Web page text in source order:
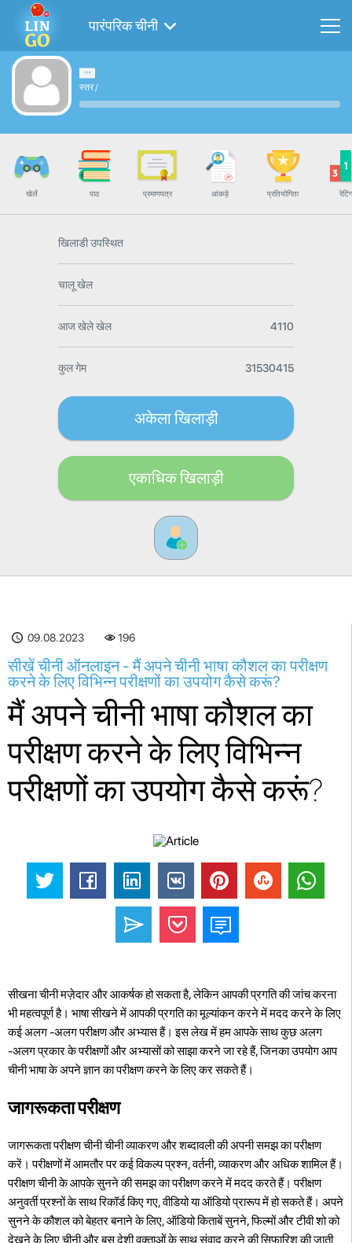
पारंपरिक चीनी
स्तर/
खेलें पाठ प्रमाणपत्र आंकड़े प्रतियोगिता रेटिंग
खिलाडी उपस्थित
चालू खेल
आज खेले खेल 4110
कुल गेम 31530415
अकेला खिलाड़ी
एकाधिक खिलाड़ी
09.08.2023 196
सीखें चीनी ऑनलाइन - मैं अपने चीनी भाषा कौशल का परीक्षण
करने के लिए विभिन्न परीक्षणों का उपयोग कैसे करूं?
मैं अपने चीनी भाषा कौशल का
परीक्षण करने के लिए विभिन्न
परीक्षणों का उपयोग कैसे करूं?
सीखना चीनी मज़ेदार और आकर्षक हो सकता है, लेकिन आपकी प्रगति की जांच करना
भी महत्वपूर्ण है। भाषा सीखने में आपकी प्रगति का मूल्यांकन करने में मदद करने के लिए
कई अलग -अलग परीक्षण और अभ्यास हैं। इस लेख में हम आपके साथ कुछ अलग
-अलग प्रकार के परीक्षणों और अभ्यासों को साझा करने जा रहे हैं, जिनका उपयोग आप
चीनी भाषा के अपने ज्ञान का परीक्षण करने के लिए कर सकते हैं।
जागरूकता परीक्षण
जागरूकता परीक्षण चीनी चीनी व्याकरण और शब्दावली की अपनी समझ का परीक्षण
करें। परीक्षणों में आमतौर पर कई विकल्प प्रश्न, वर्तनी, व्याकरण और अधिक शामिल हैं।
परीक्षण चीनी के आपके सुनने की समझ का परीक्षण करने में मदद करते हैं। परीक्षण
अनुवर्ती प्रश्नों के साथ रिकॉर्ड किए गए, वीडियो या ऑडियो प्रारूप में हो सकते हैं। अपने
सुनने के कौशल को बेहतर बनाने के लिए, ऑडियो किताबें सुनने, फिल्मों और टीवी शो को
देखने के लिए चीनी और बस देशी वक्ताओं के साथ संवाद करने की सिफारिश की जाती